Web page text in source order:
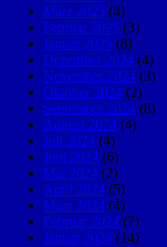
März 2025 (4)
Februar 2025 (3)
Januar 2025 (8)
Dezember 2024 (4)
November 2024 (3)
Oktober 2024 (2)
September 2024 (8)
August 2024 (4)
Juli 2024 (4)
Juni 2024 (6)
Mai 2024 (2)
April 2024 (5)
März 2024 (4)
Februar 2024 (7)
Januar 2024 (14)